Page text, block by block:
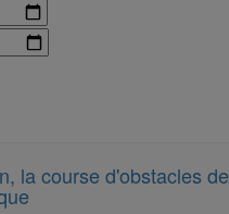
la course d'obstacles de